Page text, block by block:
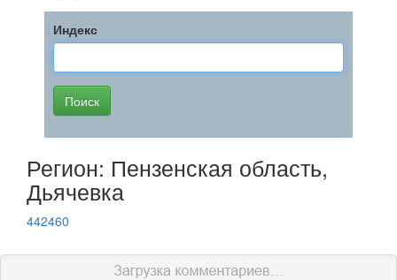
Индекс
Регион: Пензенская область,
Дьячевка
442460